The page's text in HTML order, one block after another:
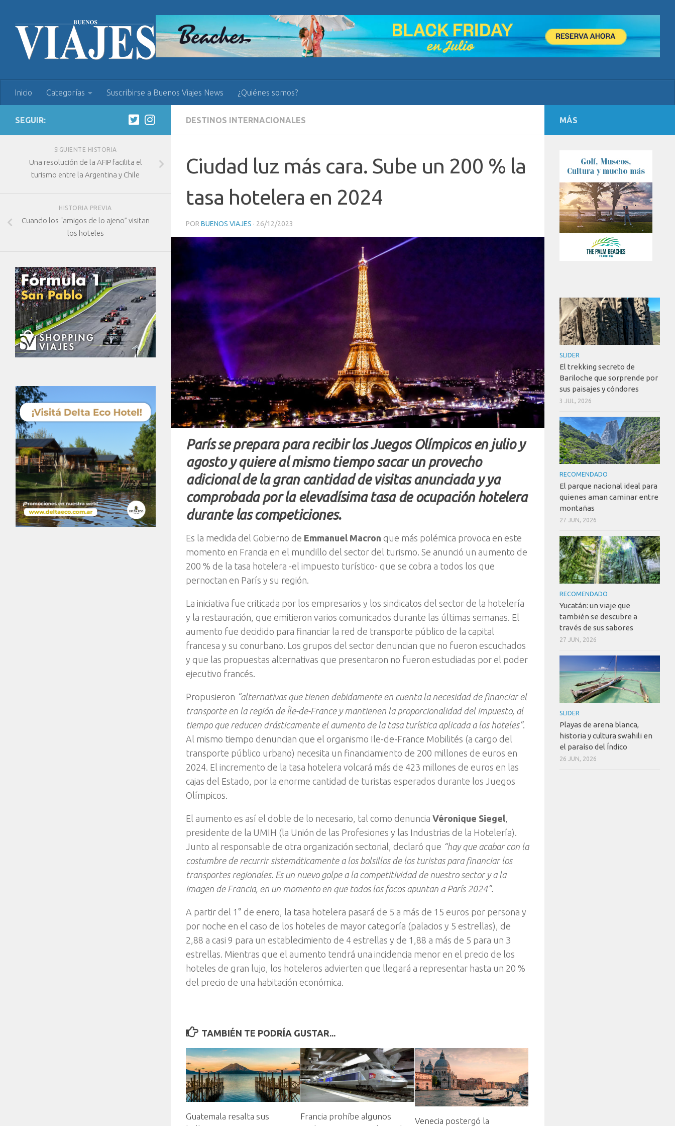
Inicio Categorías Suscribirse a Buenos Viajes News ¿Quiénes somos?
DESTINOS INTERNACIONALES
Ciudad luz más cara. Sube un 200 % la
tasa hotelera en 2024
POR BUENOS VIAJES · 26/12/2023
París se prepara para recibir los Juegos Olímpicos en julio y
agosto y quiere al mismo tiempo sacar un provecho
adicional de la gran cantidad de visitas anunciada y ya
comprobada por la elevadísima tasa de ocupación hotelera
durante las competiciones.
Es la medida del Gobierno de Emmanuel Macron que más polémica provoca en este
momento en Francia en el mundillo del sector del turismo. Se anunció un aumento de
200 % de la tasa hotelera -el impuesto turístico- que se cobra a todos los que
pernoctan en París y su región.
La iniciativa fue criticada por los empresarios y los sindicatos del sector de la hotelería
y la restauración, que emitieron varios comunicados durante las últimas semanas. El
aumento fue decidido para financiar la red de transporte público de la capital
francesa y su conurbano. Los grupos del sector denuncian que no fueron escuchados
y que las propuestas alternativas que presentaron no fueron estudiadas por el poder
ejecutivo francés.
Propusieron “alternativas que tienen debidamente en cuenta la necesidad de financiar el
transporte en la región de Île-de-France y mantienen la proporcionalidad del impuesto, al
tiempo que reducen drásticamente el aumento de la tasa turística aplicada a los hoteles”.
Al mismo tiempo denuncian que el organismo Ile-de-France Mobilités (a cargo del
transporte público urbano) necesita un financiamiento de 200 millones de euros en
2024. El incremento de la tasa hotelera volcará más de 423 millones de euros en las
cajas del Estado, por la enorme cantidad de turistas esperados durante los Juegos
Olímpicos.
El aumento es así el doble de lo necesario, tal como denuncia Véronique Siegel,
presidente de la UMIH (la Unión de las Profesiones y las Industrias de la Hotelería).
Junto al responsable de otra organización sectorial, declaró que “hay que acabar con la
costumbre de recurrir sistemáticamente a los bolsillos de los turistas para financiar los
transportes regionales. Es un nuevo golpe a la competitividad de nuestro sector y a la
imagen de Francia, en un momento en que todos los focos apuntan a París 2024”.
A partir del 1° de enero, la tasa hotelera pasará de 5 a más de 15 euros por persona y
por noche en el caso de los hoteles de mayor categoría (palacios y 5 estrellas), de
2,88 a casi 9 para un establecimiento de 4 estrellas y de 1,88 a más de 5 para un 3
estrellas. Mientras que el aumento tendrá una incidencia menor en el precio de los
hoteles de gran lujo, los hoteleros advierten que llegará a representar hasta un 20 %
del precio de una habitación económica.
TAMBIÉN TE PODRÍA GUSTAR...
Guatemala resalta sus
Francia prohíbe algunos
Venecia postergó la
SEGUIR:
SIGUIENTE HISTORIA
Una resolución de la AFIP facilita el
turismo entre la Argentina y Chile
HISTORIA PREVIA
Cuando los “amigos de lo ajeno” visitan
los hoteles
MÁS
SLIDER
El trekking secreto de
Bariloche que sorprende por
sus paisajes y cóndores
3 JUL, 2026
RECOMENDADO
El parque nacional ideal para
quienes aman caminar entre
montañas
27 JUN, 2026
RECOMENDADO
Yucatán: un viaje que
también se descubre a
través de sus sabores
27 JUN, 2026
SLIDER
Playas de arena blanca,
historia y cultura swahili en
el paraíso del Índico
26 JUN, 2026